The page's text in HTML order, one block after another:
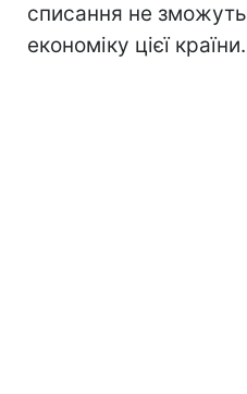
списання не зможуть
економіку цієї країни.